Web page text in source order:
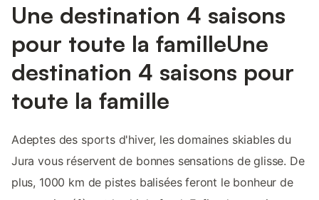
Une destination 4 saisons
pour toute la familleUne
destination 4 saisons pour
toute la famille
Adeptes des sports d'hiver, les domaines skiables du
Jura vous réservent de bonnes sensations de glisse. De
plus, 1000 km de pistes balisées feront le bonheur de